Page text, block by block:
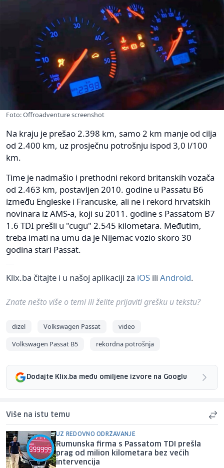
Foto: Offroadventure screenshot
Na kraju je prešao 2.398 km, samo 2 km manje od cilja
od 2.400 km, uz prosječnu potrošnju ispod 3,0 l/100
km.
Time je nadmašio i prethodni rekord britanskih vozača
od 2.463 km, postavljen 2010. godine u Passatu B6
između Engleske i Francuske, ali ne i rekord hrvatskih
novinara iz AMS-a, koji su 2011. godine s Passatom B7
1.6 TDI prešli u "cugu" 2.545 kilometara. Međutim,
treba imati na umu da je Nijemac vozio skoro 30
godina stari Passat.
Klix.ba čitajte i u našoj aplikaciji za iOS ili Android.
Znate nešto više o temi ili želite prijaviti grešku u tekstu?
dizel Volkswagen Passat
video
Volkswagen Passat B5
rekordna potrošnja
Dodajte Klix.ba među omiljene izvore na Googlu
Više na istu temu
UZ REDOVNO ODRŽAVANJE
Rumunska firma s Passatom TDI prešla
prag od milion kilometara bez većih
intervencija